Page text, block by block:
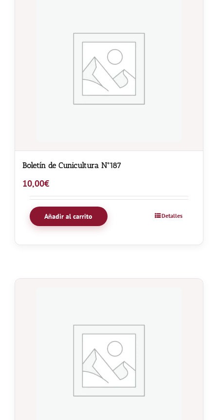
Boletín de Cunicultura Nº187
10,00€
Añadir al carrito Detalles